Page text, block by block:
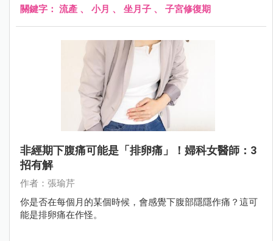
關鍵字： 流產 、 小月 、 坐月子 、 子宮修復期
非經期下腹痛可能是「排卵痛」！婦科女醫師：3
招有解
作者：張瑜芹
你是否在每個月的某個時候，會感覺下腹部隱隱作痛？這可
能是排卵痛在作怪。